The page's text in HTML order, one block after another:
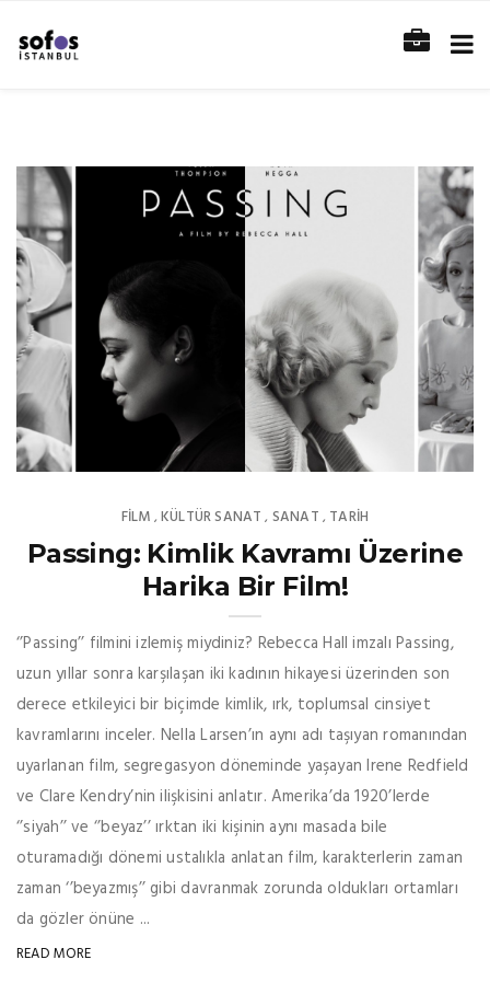
FILM ,KÜLTÜR SANAT , SANAT , TARİH
Passing: Kimlik Kavramı Üzerine
Harika Bir Film!
‘’Passing’’ filmini izlemiş miydiniz? Rebecca Hall imzalı Passing,
uzun yıllar sonra karşılaşan iki kadının hikayesi üzerinden son
derece etkileyici bir biçimde kimlik, ırk, toplumsal cinsiyet
kavramlarını inceler. Nella Larsen’ın aynı adı taşıyan romanından
uyarlanan film, segregasyon döneminde yaşayan Irene Redfield
ve Clare Kendry’nin ilişkisini anlatır. Amerika’da 1920’lerde
‘’siyah’’ ve ‘’beyaz’’ ırktan iki kişinin aynı masada bile
oturamadığı dönemi ustalıkla anlatan film, karakterlerin zaman
zaman ‘’beyazmış’’ gibi davranmak zorunda oldukları ortamları
da gözler önüne ...
READ MORE